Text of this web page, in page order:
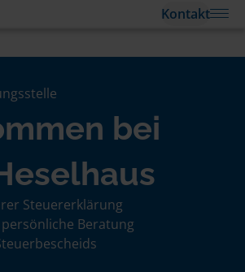
Kontakt
bei
Steuererklärung
Beratung